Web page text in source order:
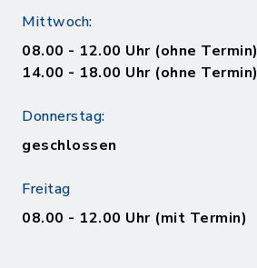
Mittwoch:
08.00 - 12.00 Uhr (ohne Termin)
14.00 - 18.00 Uhr (ohne Termin)
Donnerstag:
geschlossen
Freitag
08.00 - 12.00 Uhr (mit Termin)